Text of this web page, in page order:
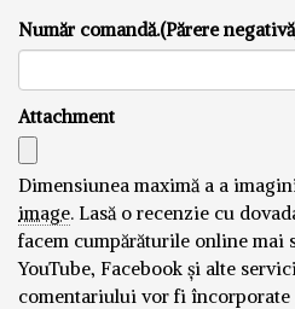
Număr comandă.(Părere
Attachment
Dimensiunea maximă a a
image. Lasă o recenzie cu
facem cumpărăturile online mai
YouTube, Facebook și alte
comentariului vor fi încorporate